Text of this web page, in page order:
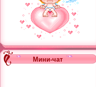
Мини-чат